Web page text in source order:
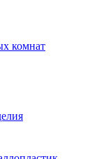
комнат